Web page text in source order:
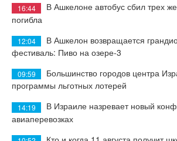
16:44
В Ашкелоне автобус сбил трех
погибла
12:04
В Ашкелон возвращается
фестиваль: Пиво на озере-3
09:59
Большинство городов центра
программы льготных лотерей
14:19
В Израиле назревает новый
авиаперевозках